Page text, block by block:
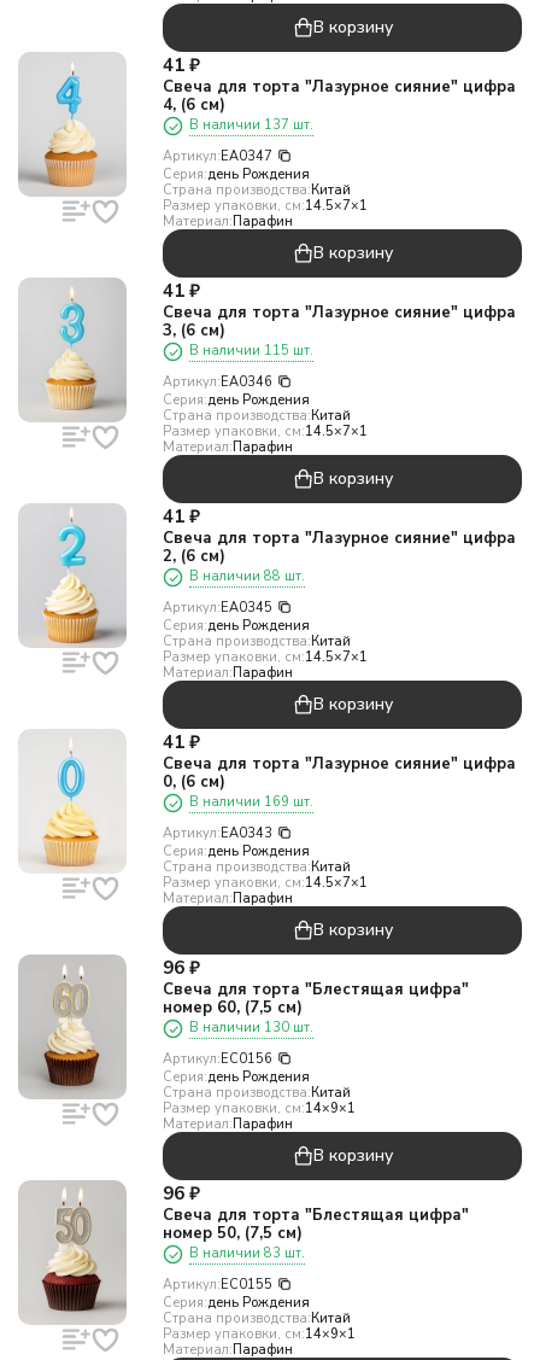
В корзину
41 ₽
Свеча для торта "Лазурное сияние" цифра
4, (6 см)
В наличии 137 шт.
Артикул:EA0347
Серия:день Рождения
Страна производства:Китай
Размер упаковки, см:14.5×7×1
Материал:Парафин
В корзину
41 ₽
Свеча для торта "Лазурное сияние" цифра
3, (6 см)
В наличии 115 шт.
Артикул:EA0346
Серия:день Рождения
Страна производства:Китай
Размер упаковки, см:14.5×7×1
Материал:Парафин
В корзину
41 ₽
Свеча для торта "Лазурное сияние" цифра
2, (6 см)
В наличии 88 шт.
Артикул:EA0345
Серия:день Рождения
Страна производства:Китай
Размер упаковки, см:14.5×7×1
Материал:Парафин
В корзину
41 ₽
Свеча для торта "Лазурное сияние" цифра
0, (6 см)
В наличии 169 шт.
Артикул:EA0343
Серия:день Рождения
Страна производства:Китай
Размер упаковки, см:14.5×7×1
Материал:Парафин
В корзину
96 ₽
Свеча для торта "Блестящая цифра"
номер 60, (7,5 см)
В наличии 130 шт.
Артикул:EC0156
Серия:день Рождения
Страна производства:Китай
Размер упаковки, см:14×9×1
Материал:Парафин
В корзину
96 ₽
Свеча для торта "Блестящая цифра"
номер 50, (7,5 см)
В наличии 83 шт.
Артикул:EC0155
Серия:день Рождения
Страна производства:Китай
Размер упаковки, см:14×9×1
Материал:Парафин